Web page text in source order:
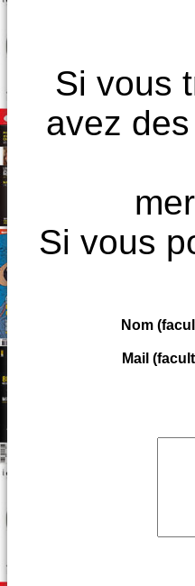
Si vous
avez
Si vous
Nom
Mail